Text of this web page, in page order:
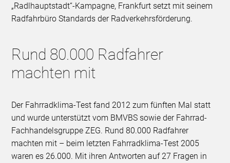
„Radlhauptstadt“-Kampagne, Frankfurt setzt mit seinem
Radfahrbüro Standards der Radverkehrsförderung.
Rund 80.000 Radfahrer
machten mit
Der Fahrradklima-Test fand 2012 zum fünften Mal statt
und wurde unterstützt vom BMVBS sowie der Fahrrad-
Fachhandelsgruppe ZEG. Rund 80.000 Radfahrer
machten mit – beim letzten Fahrradklima-Test 2005
waren es 26.000. Mit ihren Antworten auf 27 Fragen in